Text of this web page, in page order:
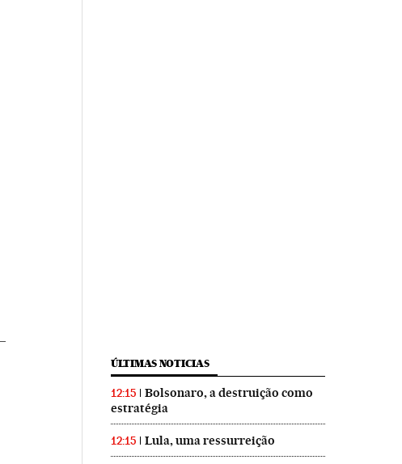
ÚLTIMAS NOTICIAS
12:15
Bolsonaro, a destruição como
estratégia
12:15 Lula, uma ressurreição